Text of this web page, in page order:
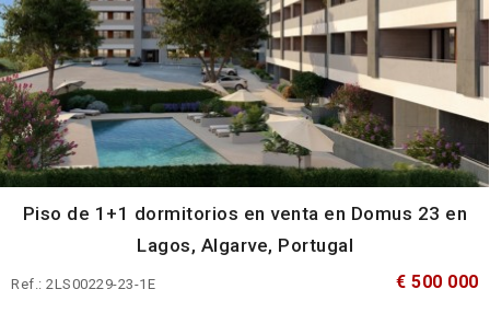
Piso de 1+1 dormitorios en venta en Domus 23 en
Lagos, Algarve, Portugal
Ref.: 2LS00229-23-1E € 500 000